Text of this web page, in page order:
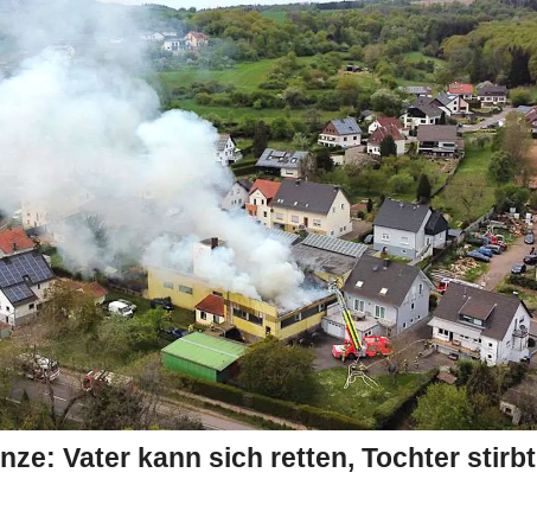
Vater kann sich retten, Tochter stirbt